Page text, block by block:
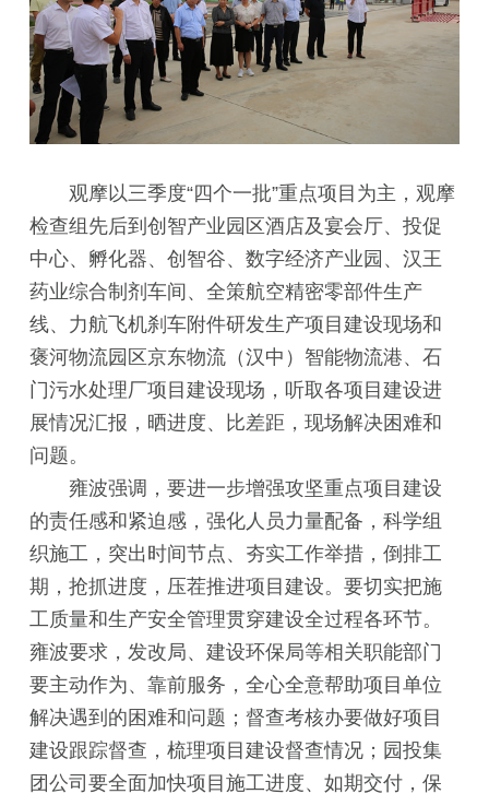
观摩以三季度“四个一批”重点项目为主，观摩
检查组先后到创智产业园区酒店及宴会厅、投促
中心、孵化器、创智谷、数字经济产业园、汉王
药业综合制剂车间、全策航空精密零部件生产
线、力航飞机刹车附件研发生产项目建设现场和
褒河物流园区京东物流（汉中）智能物流港、石
门污水处理厂项目建设现场，听取各项目建设进
展情况汇报，晒进度、比差距，现场解决困难和
问题。
雍波强调，要进一步增强攻坚重点项目建设
的责任感和紧迫感，强化人员力量配备，科学组
织施工，突出时间节点、夯实工作举措，倒排工
期，抢抓进度，压茬推进项目建设。要切实把施
工质量和生产安全管理贯穿建设全过程各环节。
雍波要求，发改局、建设环保局等相关职能部门
要主动作为、靠前服务，全心全意帮助项目单位
解决遇到的困难和问题；督查考核办要做好项目
建设跟踪督查，梳理项目建设督查情况；园投集
团公司要全面加快项目施工进度、如期交付，保